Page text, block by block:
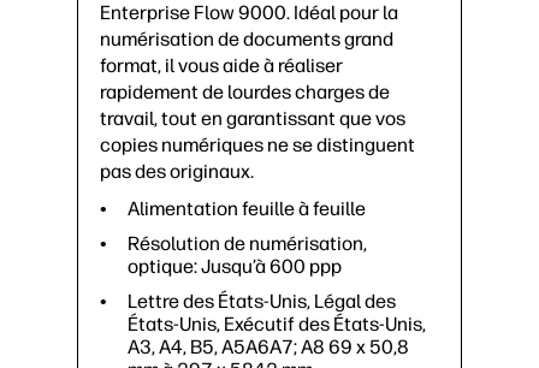
Taux d’utilisation quotidien
recommandé : 30 000 pages
ADF; CIS (Capteur par contact)
CMOS
Enterprise Flow 9000. Idéal pour la
numérisation de documents grand
format, il vous aide à réaliser
rapidement de lourdes charges de
travail, tout en garantissant que vos
copies numériques ne se distinguent
pas des originaux.
Alimentation feuille à feuille
Résolution de numérisation,
optique: Jusqu’à 600 ppp
Lettre des États-Unis, Légal des
États-Unis, Exécutif des États-Unis,
A3, A4, B5, A5A6A7; A8 69 x 50,8